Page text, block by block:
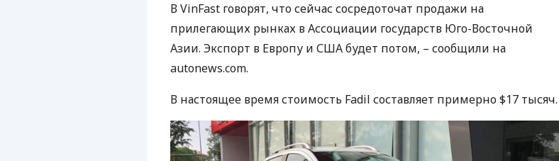
В VinFast говорят, что сейчас сосредоточат продажи на
прилегающих рынках в Ассоциации государств Юго-Восточной
Азии. Экспорт в Европу и СШАбудет потом, – сообщили на
autonews.com.
В настоящее время стоимость Fadil составляет примерно $17 тысяч.